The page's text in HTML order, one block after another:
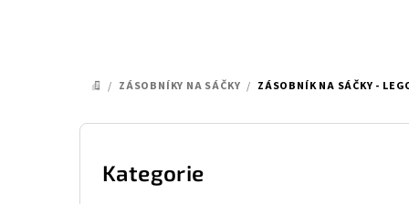
DOMŮ
/ ZÁSOBNÍKY NA SÁČKY / ZÁSOBNÍK NA SÁČKY -
Přeskočit
kategorie
Kategorie